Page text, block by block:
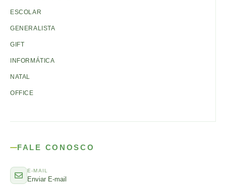
ESCOLAR
GENERALISTA
GIFT
INFORMÁTICA
NATAL
OFFICE
FALE CONOSCO
E-MAIL
Enviar E-mail